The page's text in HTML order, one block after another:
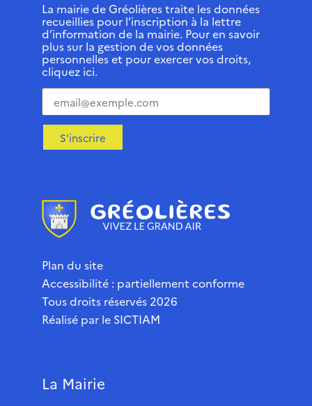
La mairie de Gréolières traite les données
recueillies pour l’inscription à la lettre
d’information de la mairie. Pour en savoir
plus sur la gestion de vos données
personnelles et pour exercer vos droits,
cliquez ici.
S'inscrire
Plan du site
Accessibilité : partiellement conforme
Tous droits réservés 2026
Réalisé par le SICTIAM
La Mairie